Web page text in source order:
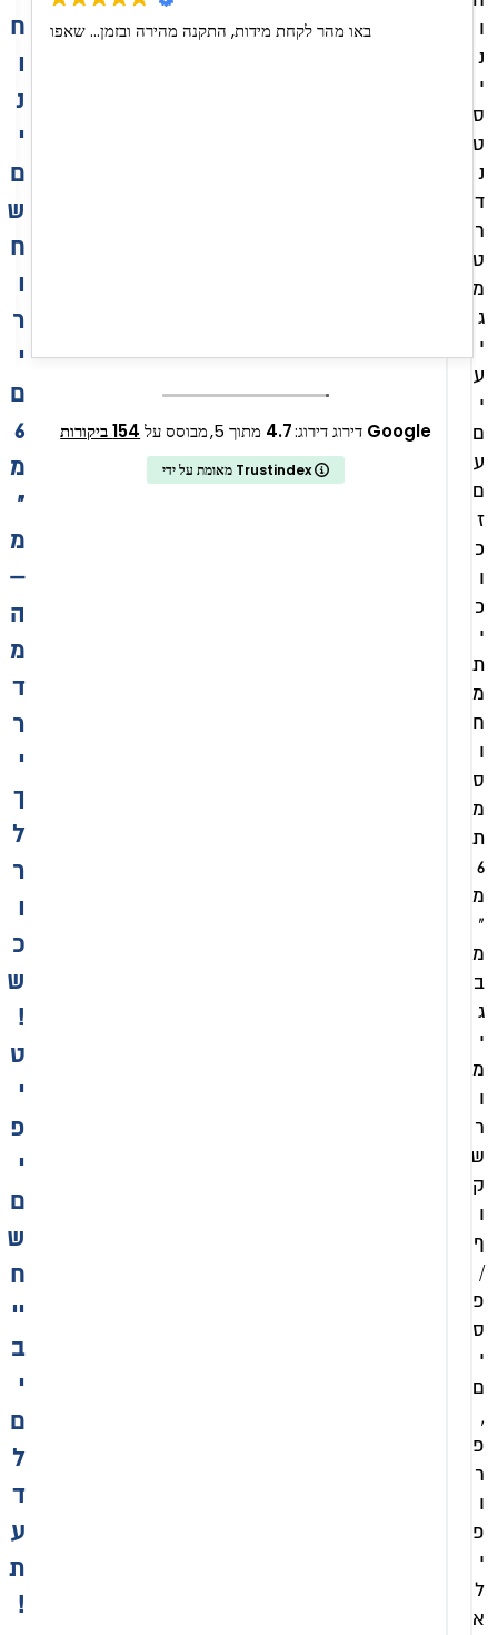
ו
נ
י
ס
ט
נ
ד
ר
ט
מ
ג
י
ע
י
ם
ע
ם
ז
כ
ו
כ
י
ת
מ
ח
ו
ס
מ
ת
6
מ
"
מ
ב
ג
י
מ
ו
ר
ש
ק
ו
ף
/
פ
ס
י
ם
,
פ
ר
ו
פ
י
ל
א
באו מהר לקחת מידות, התקנה מהירה ובזמן... שאפו
Google דירוג דירוג:4.7 מתוך 5, מבוסס על 154 ביקורות
מאומת על ידי Trustindex
ח
ו
נ
י
ם
ש
ח
ו
ר
י
ם
6
מ
"
מ
–
ה
מ
ד
ר
י
ך
ל
ר
ו
כ
ש
!
ט
י
פ
י
ם
ש
ח
יי
ב
י
ם
ל
ד
ע
ת
!